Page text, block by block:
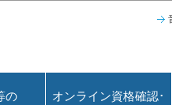
の
オンライン資格確認･